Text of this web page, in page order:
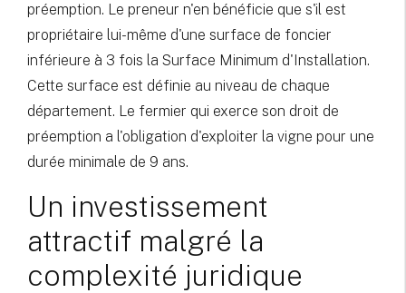
préemption. Le preneur n'en bénéficie que s'il est
propriétaire lui-même d'une surface de foncier
inférieure à 3 fois la Surface Minimum d'Installation.
Cette surface est définie au niveau de chaque
département. Le fermier qui exerce son droit de
préemption a l'obligation d'exploiter la vigne pour une
durée minimale de 9 ans.
Un investissement
attractif malgré la
complexité juridique